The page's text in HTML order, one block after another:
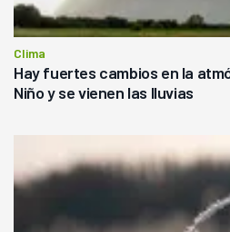
Clima
Hay fuertes cambios en la
Niño y se vienen las lluvias